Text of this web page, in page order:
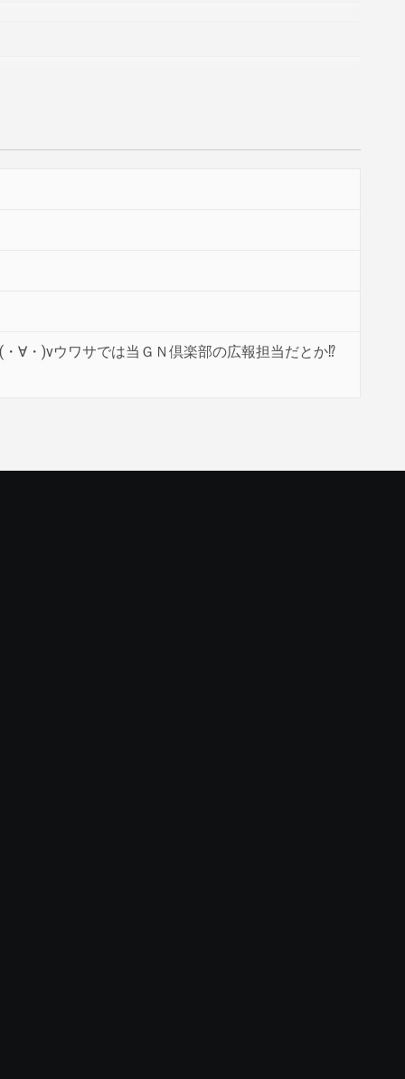
∀・)vウワサでは当ＧＮ倶楽部の広報担当だとか⁉